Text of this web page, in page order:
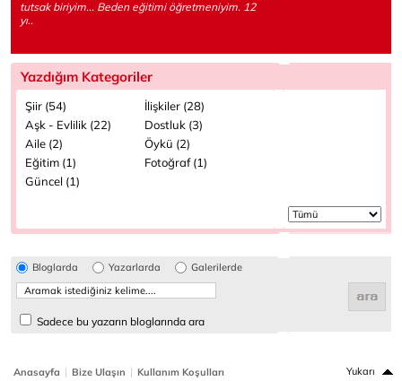
tutsak biriyim... Beden eğitimi öğretmeniyim. 12
yı..
Yazdığım Kategoriler
Şiir (54)
İlişkiler (28)
Aşk - Evlilik (22)
Dostluk (3)
Aile (2)
Öykü (2)
Eğitim (1)
Fotoğraf (1)
Güncel (1)
Bloglarda Yazarlarda Galerilerde
Sadece bu yazarın bloglarında ara
Anasayfa | Bize Ulaşın | Kullanım Koşulları Yukarı